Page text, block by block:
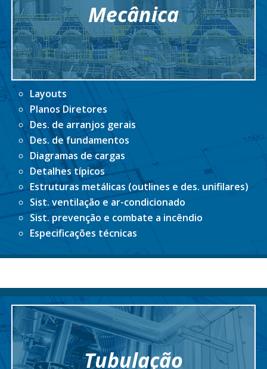
Mecânica
Layouts
Planos Diretores
Des. de arranjos gerais
Des. de fundamentos
Diagramas de cargas
Detalhes típicos
Estruturas metálicas (outlines e des. unifilares)
Sist. ventilação e ar-condicionado
Sist. prevenção e combate a incêndio
Especificações técnicas
Tubulação